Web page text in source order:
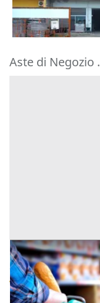
Villamassargia
30/10/2026
Aste
Negozio all'asta a
Macomer (Nuoro)
Offerta minima
42.743,62 €